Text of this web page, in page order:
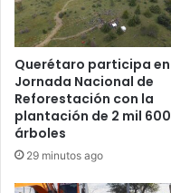
Querétaro participa en
Jornada Nacional de
Reforestación con la
plantación de 2 mil 600
árboles
29 minutos ago